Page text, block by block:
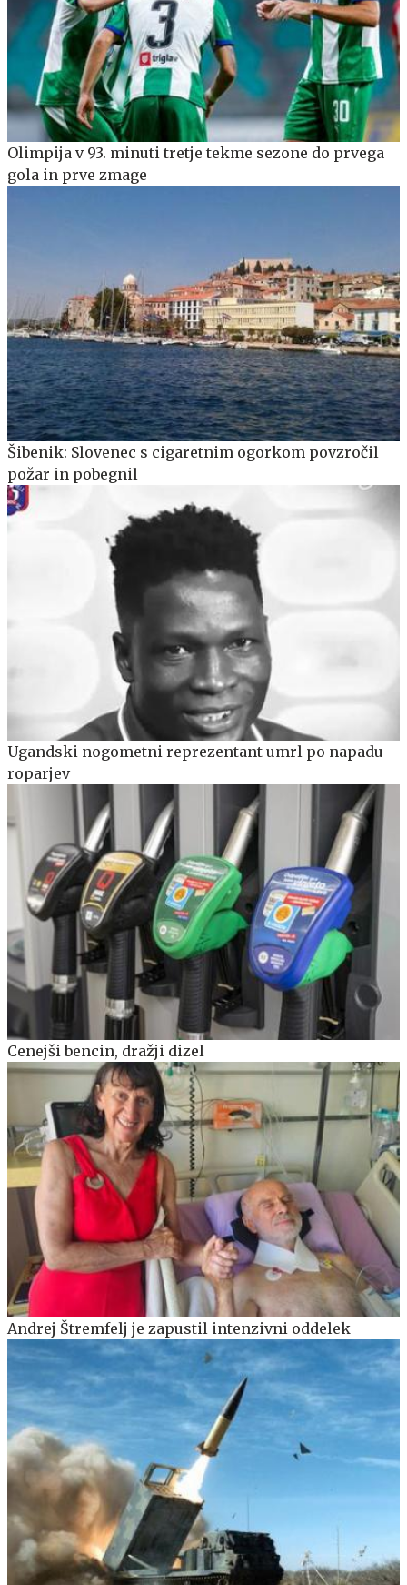
Olimpija v 93. minuti tretje tekme sezone do prvega
gola in prve zmage
Šibenik: Slovenec s cigaretnim ogorkom povzročil
požar in pobegnil
Ugandski nogometni reprezentant umrl po napadu
roparjev
Cenejši bencin, dražji dizel
Andrej Štremfelj je zapustil intenzivni oddelek